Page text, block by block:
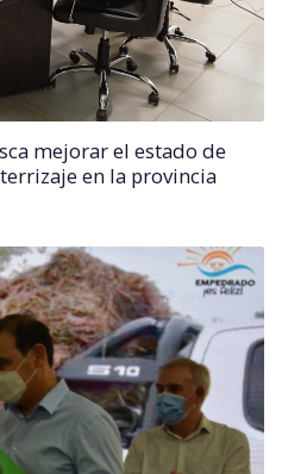
mejorar el estado de
en la provincia